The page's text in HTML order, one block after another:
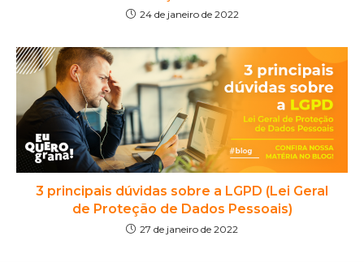
24 de janeiro de 2022
3 principais dúvidas sobre a LGPD (Lei Geral
de Proteção de Dados Pessoais)
27 de janeiro de 2022